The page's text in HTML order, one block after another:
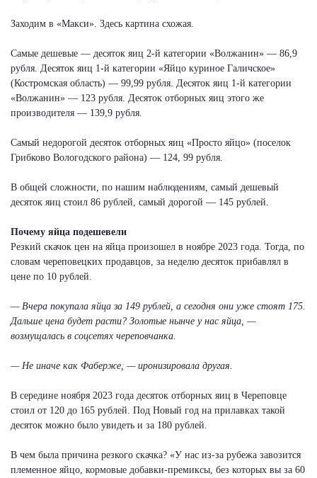
Заходим в «Макси». Здесь картина схожая.
Самые дешевые — десяток яиц 2-й категории «Волжанин» — 86,9
рубля. Десяток яиц 1-й категории «Яйцо куриное Галичское»
(Костромская область) — 99,99 рубля. Десяток яиц 1-й категории
«Волжанин» — 123 рубля. Десяток отборных яиц этого же
производителя — 139,9 рубля.
Самый недорогой десяток отборных яиц «Просто яйцо» (поселок
Грибково Вологодского района) — 124, 99 рубля.
В общей сложности, по нашим наблюдениям, самый дешевый
десяток яиц стоил 86 рублей, самый дорогой — 145 рублей.
Почему яйца подешевели
Резкий скачок цен на яйца произошел в ноябре 2023 года. Тогда, по
словам череповецких продавцов, за неделю десяток прибавлял в
цене по 10 рублей.
— Вчера покупала яйца за 149 рублей, а сегодня они уже стоят 175.
Дальше цена будет расти? Золотые нынче у нас яйца, —
возмущалась в соцсетях череповчанка.
— Не иначе как Фаберже, — иронизировала другая.
В середине ноября 2023 года десяток отборных яиц в Череповце
стоил от 120 до 165 рублей. Под Новый год на прилавках такой
десяток можно было увидеть и за 180 рублей.
В чем была причина резкого скачка? «У нас из-за рубежа завозится
племенное яйцо, кормовые добавки-премиксы, без которых вы за 60